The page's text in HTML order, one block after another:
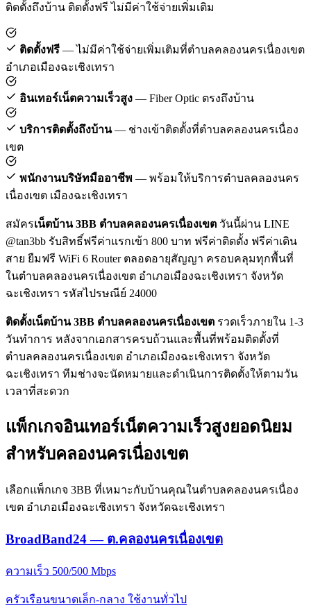
ติดตั้งถึงบ้าน ติดตั้งฟรี ไม่มีค่าใช้จ่ายเพิ่มเติม
ติดตั้งฟรี — ไม่มีค่าใช้จ่ายเพิ่มเติมที่ตำบลคลองนครเนื่องเขต
อำเภอเมืองฉะเชิงเทรา
อินเทอร์เน็ตความเร็วสูง — Fiber Optic ตรงถึงบ้าน
บริการติดตั้งถึงบ้าน— ช่างเข้าติดตั้งที่ตำบลคลองนครเนื่อง
เขต
พนักงานบริษัทมืออาชีพ — พร้อมให้บริการตำบลคลองนคร
เนื่องเขต เมืองฉะเชิงเทรา
สมัครเน็ตบ้าน 3BB ตำบลคลองนครเนื่องเขต วันนี้ผ่าน LINE
@tan3bb รับสิทธิ์ฟรีค่าแรกเข้า 800 บาท ฟรีค่าติดตั้ง ฟรีค่าเดิน
สาย ยืมฟรี WiFi 6 Router ตลอดอายุสัญญา ครอบคลุมทุกพื้นที่
ในตำบลคลองนครเนื่องเขต อำเภอเมืองฉะเชิงเทรา จังหวัด
ฉะเชิงเทรา รหัสไปรษณีย์ 24000
ติดตั้งเน็ตบ้าน 3BB ตำบลคลองนครเนื่องเขต รวดเร็วภายใน 1-3
วันทำการ หลังจากเอกสารครบถ้วนและพื้นที่พร้อมติดตั้งที่
ตำบลคลองนครเนื่องเขต อำเภอเมืองฉะเชิงเทรา จังหวัด
ฉะเชิงเทรา ทีมช่างจะนัดหมายและดำเนินการติดตั้งให้ตามวัน
เวลาที่สะดวก
แพ็กเกจอินเทอร์เน็ตความเร็วสูงยอดนิยม
สำหรับคลองนครเนื่องเขต
เลือกแพ็กเกจ 3BB ที่เหมาะกับบ้านคุณในตำบลคลองนครเนื่อง
เขต อำเภอเมืองฉะเชิงเทรา จังหวัดฉะเชิงเทรา
BroadBand24 — ต.คลองนครเนื่องเขต
ความเร็ว 500/500 Mbps
ครัวเรือนขนาดเล็ก-กลาง ใช้งานทั่วไป